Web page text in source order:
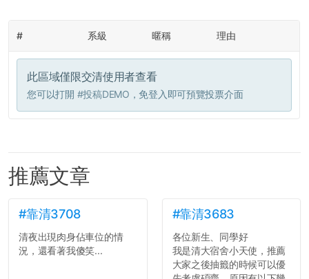
# 系級 暱稱 理由
此區域僅限交清使用者查看
您可以打開 #投稿DEMO ，免登入即可預覽投票介面
推薦文章
#靠清3708
清夜出現肉身佔車位的情
況，還看著我傻笑...
#靠清3683
各位新生、同學好
我是清大宿舍小天使，推薦
大家之後抽籤的時候可以優